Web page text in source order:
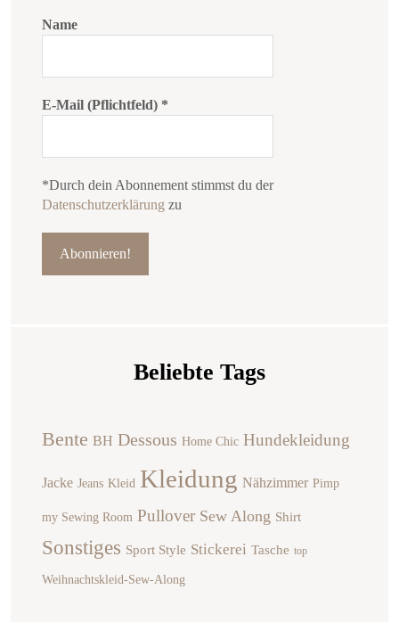
Name
E-Mail (Pflichtfeld) *
*Durch dein Abonnement stimmst du der
Datenschutzerklärung zu
Beliebte Tags
Bente BH Dessous Home Chic Hundekleidung
Jacke Jeans Kleid Kleidung Nähzimmer Pimp
my Sewing Room Pullover Sew Along Shirt
Sonstiges Sport Style Stickerei Tasche top
Weihnachtskleid-Sew-Along